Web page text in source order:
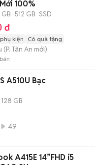
100%
512 GB SSD
đ
kiện Có quà tặng
(P. Tân An mới)
A510U Bạc
GB
49
A415E 14”FHD i5